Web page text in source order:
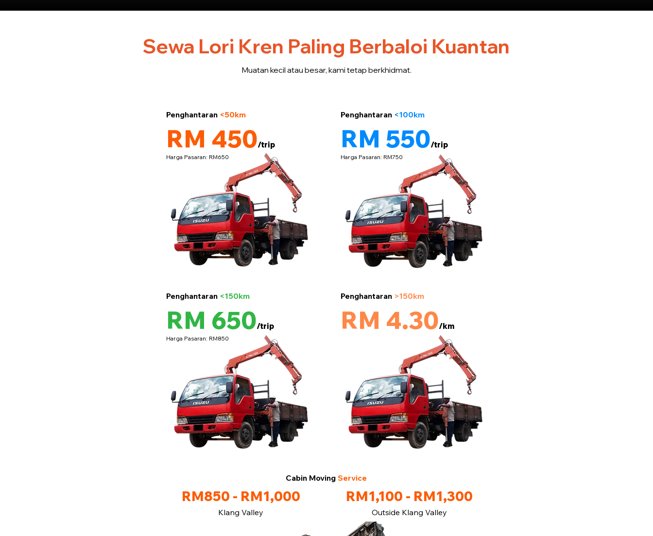
Sewa Lori Kren Paling Berbaloi Kuantan
Muatan kecil atau besar, kami tetap berkhidmat.
RM 450/trip
Penghantaran <50km
Harga Pasaran: RM650
RM 650/trip
Penghantaran <150km
Harga Pasaran: RM850
RM 550/trip
Penghantaran <100km
Harga Pasaran: RM750
RM 4.30/km
Penghantaran >150km
Cabin Moving Service
RM850 - RM1,000
Klang Valley
RM1,100 - RM1,300
Outside Klang Valley